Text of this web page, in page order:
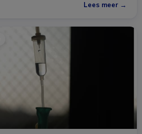
Lees meer →